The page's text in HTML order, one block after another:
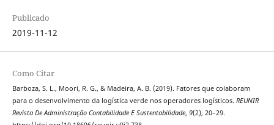
Publicado
2019-11-12
Como Citar
Barboza, S. L., Moori, R. G., & Madeira, A. B. (2019). Fatores que colaboram
para o desenvolvimento da logística verde nos operadores logísticos. REUNIR
Revista De Administração Contabilidade E Sustentabilidade, 9(2), 20–29.